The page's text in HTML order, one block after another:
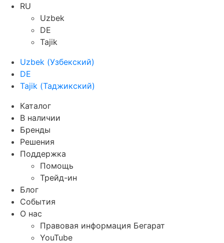
RU
Uzbek
DE
Tajik
Uzbek (Узбекский)
DE
Tajik (Таджикский)
Каталог
В наличии
Бренды
Решения
Поддержка
Помощь
Трейд-ин
Блог
События
О нас
Правовая информация Бегарат
YouTube